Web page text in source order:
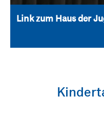
Link zum Haus der